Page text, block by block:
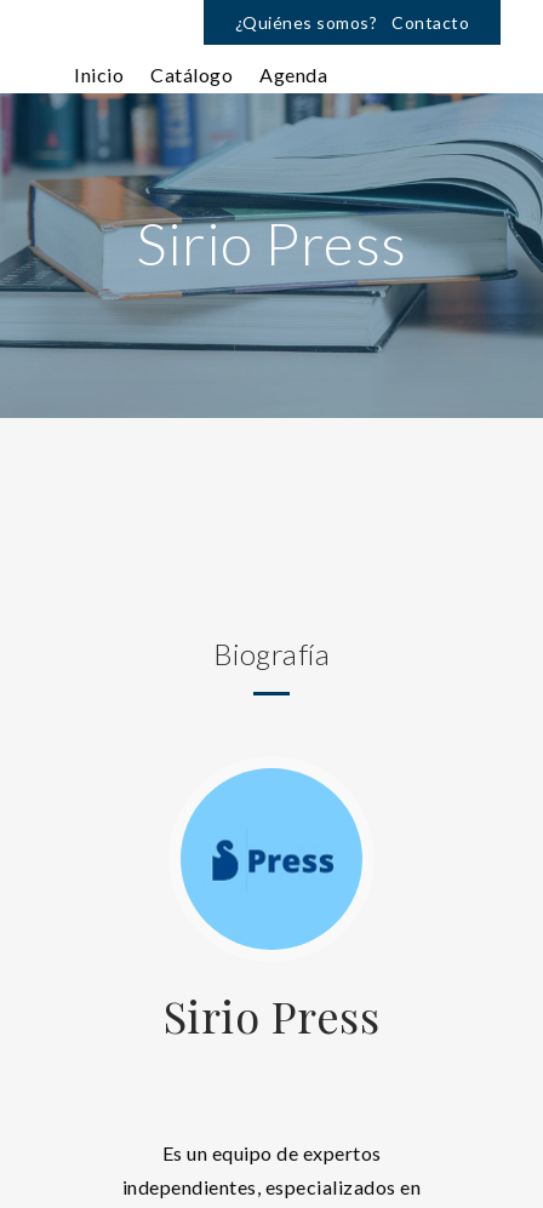
¿Quiénes somos? Contacto
Inicio Catálogo Agenda
Sirio Press
Biografía
Sirio Press
Es un equipo de expertos
independientes, especializados en